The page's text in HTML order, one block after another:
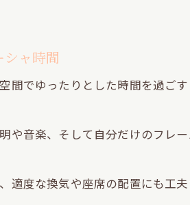
ャ時間
間でゆったりとした時間を過ご
や音楽、そして自分だけのフレ
適度な換気や座席の配置にも工